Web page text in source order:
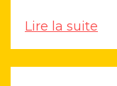
Lire la suite